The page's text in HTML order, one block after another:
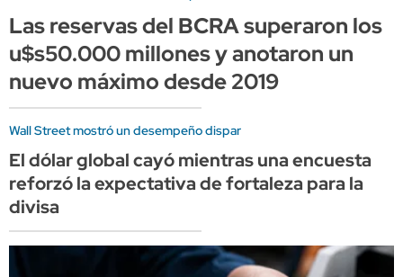
Las reservas del BCRA superaron los
u$s50.000 millones y anotaron un
nuevo máximo desde 2019
Wall Street mostró un desempeño dispar
El dólar global cayó mientras una encuesta
reforzó la expectativa de fortaleza para la
divisa